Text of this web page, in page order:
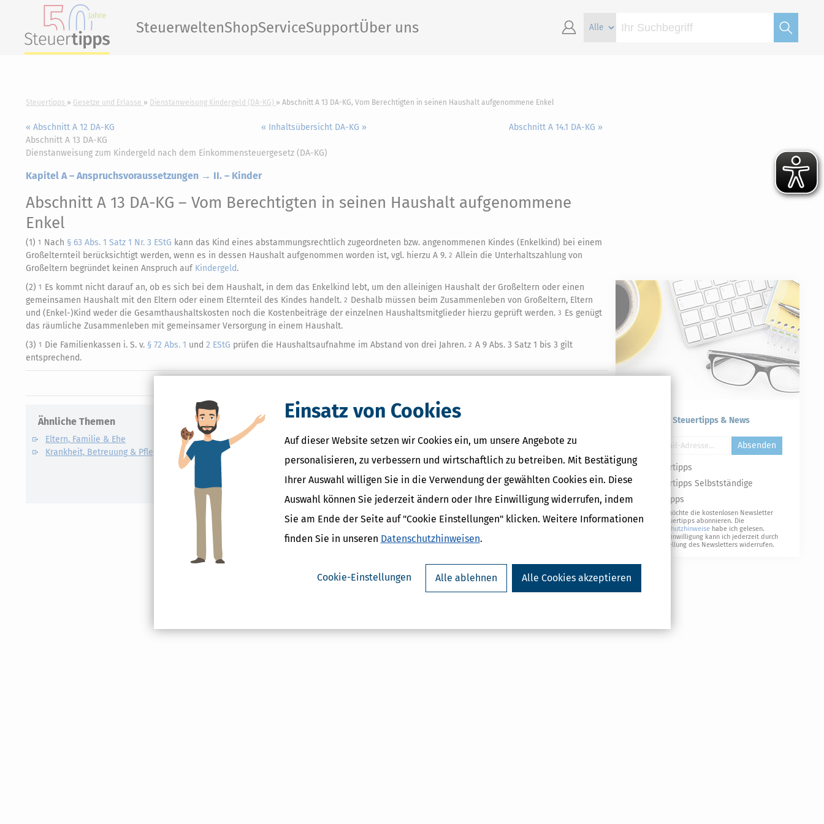
Einsatz von Cookies
Auf dieser Website setzen wir Cookies ein, um unsere Angebote zu
personalisieren, zu verbessern und wirtschaftlich zu betreiben. Mit Bestätigung
Ihrer Auswahl willigen Sie in die Verwendung der gewählten Cookies ein. Diese
Auswahl können Sie jederzeit ändern oder Ihre Einwilligung widerrufen, indem
Sie am Ende der Seite auf "Cookie Einstellungen" klicken. Weitere Informationen
finden Sie in unseren Datenschutzhinweisen.
Cookie-Einstellungen Alle ablehnen Alle Cookies akzeptieren
SteuerweltenShopServiceSupportÜber uns
Steuertipps Gesetze und Erlasse Dienstanweisung Kindergeld (DA-KG) Abschnitt A 13 DA-KG, Vom Berechtigten in seinen Haushalt aufgenommene Enkel
« Abschnitt A 12 DA-KG « Inhaltsübersicht DA-KG »
Abschnitt A 14.1 DA-KG »
Abschnitt A 13 DA-KG
Dienstanweisung zum Kindergeld nach dem Einkommensteuergesetz (DA-KG)
Kapitel A – Anspruchsvoraussetzungen → II. – Kinder
Abschnitt A 13 DA-KG – Vom Berechtigten in seinen Haushalt aufgenommene
Enkel
(1) 1 Nach § 63 Abs. 1 Satz 1 Nr. 3 EStG kann das Kind eines abstammungsrechtlich zugeordneten bzw. angenommenen Kindes (Enkelkind) bei einem
Großelternteil berücksichtigt werden, wenn es in dessen Haushalt aufgenommen worden ist, vgl. hierzu A 9. 2 Allein die Unterhaltszahlung von
Großeltern begründet keinen Anspruch auf Kindergeld.
(2) 1 Es kommt nicht darauf an, ob es sich bei dem Haushalt, in dem das Enkelkind lebt, um den alleinigen Haushalt der Großeltern oder einen
gemeinsamen Haushalt mit den Eltern oder einem Elternteil des Kindes handelt. 2 Deshalb müssen beim Zusammenleben von Großeltern, Eltern
und (Enkel-)Kind weder die Gesamthaushaltskosten noch die Kostenbeiträge der einzelnen Haushaltsmitglieder hierzu geprüft werden. 3 Es genügt
das räumliche Zusammenleben mit gemeinsamer Versorgung in einem Haushalt.
(3) 1 Die Familienkassen i. S. v. § 72 Abs. 1 und 2 EStG prüfen die Haushaltsaufnahme im Abstand von drei Jahren. 2 A 9 Abs. 3 Satz 1 bis 3 gilt
entsprechend.
Ähnliche Themen
Eltern, Familie & Ehe
Krankheit, Betreuung & Pflege
Verwandte Lexikon-Begriffe
Care Arbeit
Unterhaltshöchstbetrag
Kindesunterhalt
Kostenlose Steuertipps & News
Absenden
Steuertipps
Steuertipps Selbstständige
Geldtipps
Ja, ich möchte die kostenlosen Newsletter
von Steuertipps abonnieren. Die
Datenschutzhinweise habe ich gelesen.
Meine Einwilligung kann ich jederzeit durch
Abbestellung des Newsletters widerrufen.